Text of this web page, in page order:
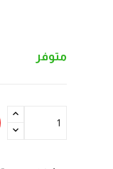
متوفر